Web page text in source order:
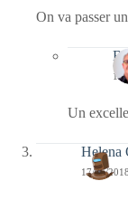
On va passer
Un
Helena
17/06/